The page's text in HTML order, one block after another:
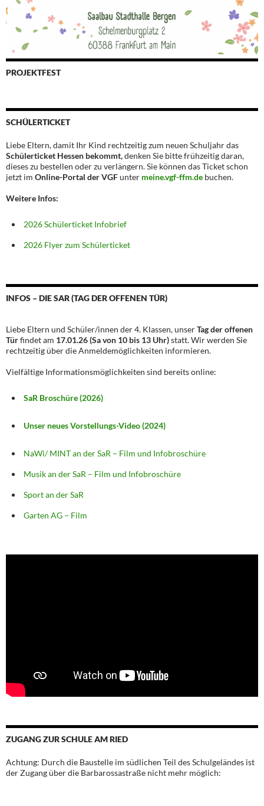
PROJEKTFEST
SCHÜLERTICKET
Liebe Eltern, damit Ihr Kind rechtzeitig zum neuen Schuljahr das
Schülerticket Hessen bekommt,denken Sie bitte frühzeitig daran,
dieses zu bestellen oder zu verlängern. Sie können das Ticket schon
jetzt im Online-Portal der VGFunter meine.vgf-ffm.de buchen.
Weitere Infos:
2026 Schülerticket Infobrief
2026 Flyer zum Schülerticket
INFOS – DIE SAR (TAG DER OFFENEN TÜR)
Liebe Eltern und Schüler/innen der 4. Klassen, unserTag der offenen
Türfindet am 17.01.26 (Sa von 10 bis 13 Uhr)statt. Wir werden Sie
rechtzeitig über die Anmeldemöglichkeiten informieren.
Vielfältige Informationsmöglichkeiten sind bereits online:
SaR Broschüre (2026)
Unser neues Vorstellungs-Video (2024)
NaWi/ MINT an der SaR – Film und Infobroschüre
Musik an der SaR – Film und Infobroschüre
Sport an der SaR
Garten AG – Film
ZUGANG ZUR SCHULE AM RIED
Achtung: Durch die Baustelle im südlichen Teil des Schulgeländes ist
der Zugang über die Barbarossastraße nicht mehr möglich: